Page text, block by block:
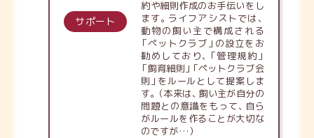
サポート
約や細則作成のお手伝いをし
ます。ライフアシストでは 、
動物の飼い主で構成される
「ペットクラブ 」の設立をお
勧めしており、「管理規約 」
「飼育細則 」
「ペットクラブ会
則 」をルールとして提案しま
す。 （本来は、飼い主が自分の
問題との意識をもって、自ら
がルールを作ることが大切な
のですが…）